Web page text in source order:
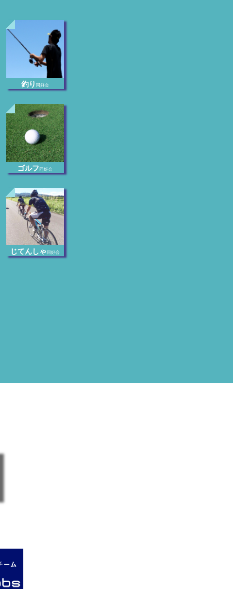
釣り 同好会
ゴルフ同好会
じてんしゃ同好会